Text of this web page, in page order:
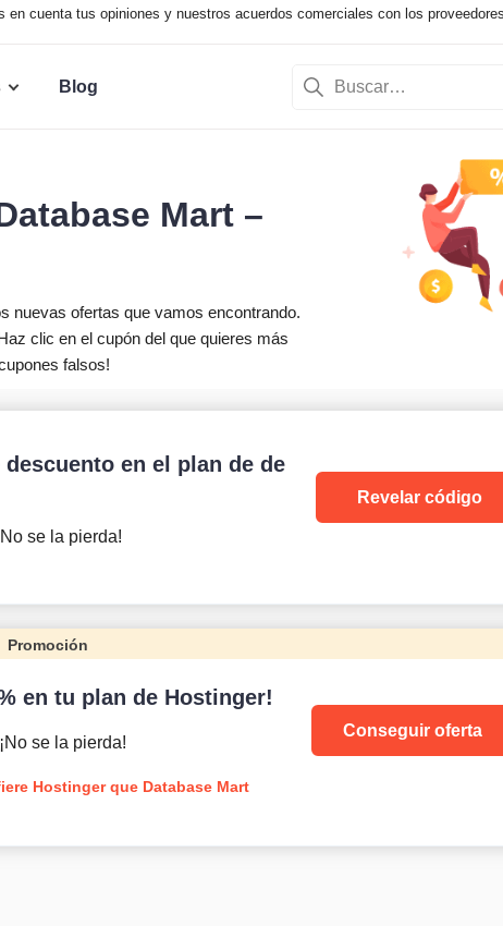
cuenta tus opiniones y nuestros acuerdos comerciales con los
Blog
Mart –
nuevas ofertas que vamos encontrando.
clic en el cupón del que quieres más
falsos!
en el plan de de
se la pierda!
Revelar código
Promoción
en tu plan de Hostinger!
se la pierda!
Hostinger que Database Mart
Conseguir oferta